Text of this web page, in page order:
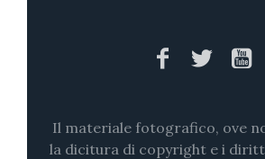
Il materiale fotografico, ove
la dicitura di copyright e i